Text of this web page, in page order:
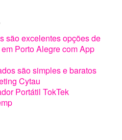
são excelentes opções de
Porto Alegre com App
são simples e baratos
Cytau
Portátil TokTek